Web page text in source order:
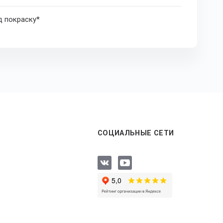
покраску*
СОЦИАЛЬНЫЕ СЕТИ